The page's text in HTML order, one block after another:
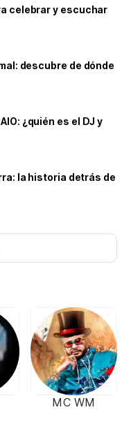
celebrar y escuchar
descubre de dónde
¿quién es el DJ y
la historia detrás de
MC WM